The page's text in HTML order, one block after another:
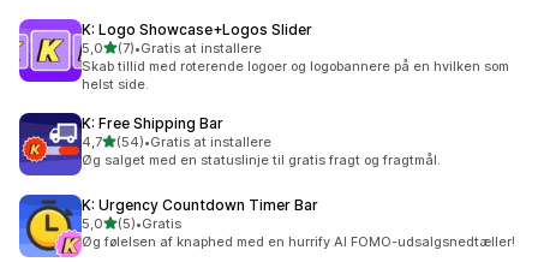
K: Logo Showcase+Logos Slider
5,0ud af 5 stjerner
(7)
7 anmeldelser i alt
•Gratis at installere
Skab tillid med roterende logoer og logobannere på en hvilken som
helst side.
K: Free Shipping Bar
4,7ud af 5 stjerner
(54)
54 anmeldelser i alt
•Gratis at installere
Øg salget med en statuslinje til gratis fragt og fragtmål.
K: Urgency Countdown Timer Bar
5,0ud af 5 stjerner
(5)
5 anmeldelser i alt
•Gratis
Øg følelsen af knaphed med en hurrify AI FOMO-udsalgsnedtæller!